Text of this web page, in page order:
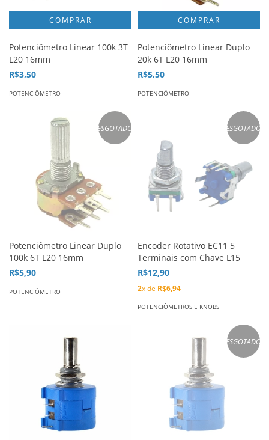
Potenciômetro Linear 100k 3T
L20 16mm
R$3,50
POTENCIÔMETRO
Potenciômetro Linear Duplo
20k 6T L20 16mm
R$5,50
POTENCIÔMETRO
ESGOTADO
Potenciômetro Linear Duplo
100k 6T L20 16mm
R$5,90
POTENCIÔMETRO
ESGOTADO
Encoder Rotativo EC11 5
Terminais com Chave L15
R$12,90
2x de R$6,94
POTENCIÔMETROS E KNOBS
ESGOTADO